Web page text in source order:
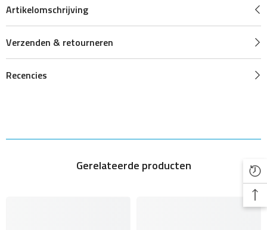
Artikelomschrijving
Verzenden & retourneren
Recencies
Gerelateerde producten